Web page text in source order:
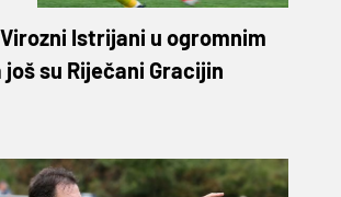
Istrijani u ogromnim
su Riječani Gracijin